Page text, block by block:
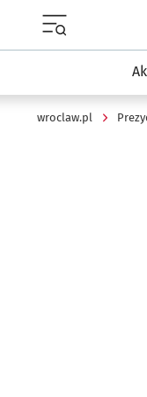
wroclaw.pl